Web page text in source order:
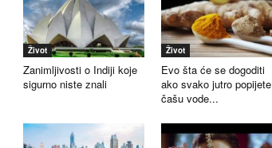
Život
Zanimljivosti o Indiji koje
sigurno niste znali
Život
Evo šta će se dogoditi
ako svako jutro popijete
čašu vode...